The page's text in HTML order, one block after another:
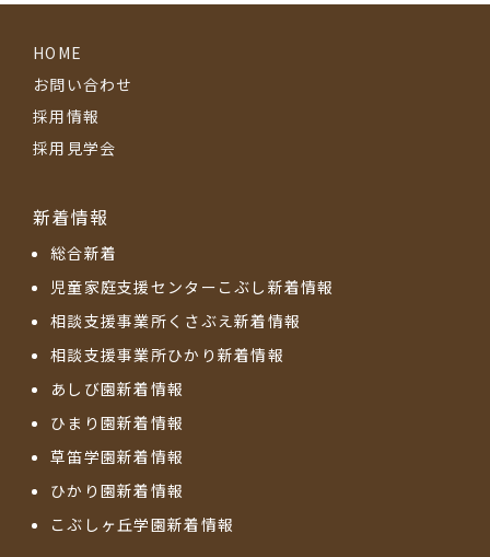
HOME
お問い合わせ
採用情報
採用見学会
新着情報
総合新着
児童家庭支援センターこぶし新着情報
相談支援事業所くさぶえ新着情報
相談支援事業所ひかり新着情報
あしび園新着情報
ひまり園新着情報
草笛学園新着情報
ひかり園新着情報
こぶしヶ丘学園新着情報